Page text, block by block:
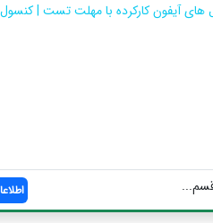
های آیفون کارکرده با مهلت تست |
قسم...